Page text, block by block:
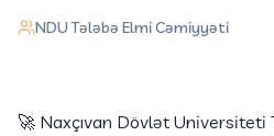
NDU Tələbə Elmi Cəmiyyəti
🚀 Naxçıvan Dövlət